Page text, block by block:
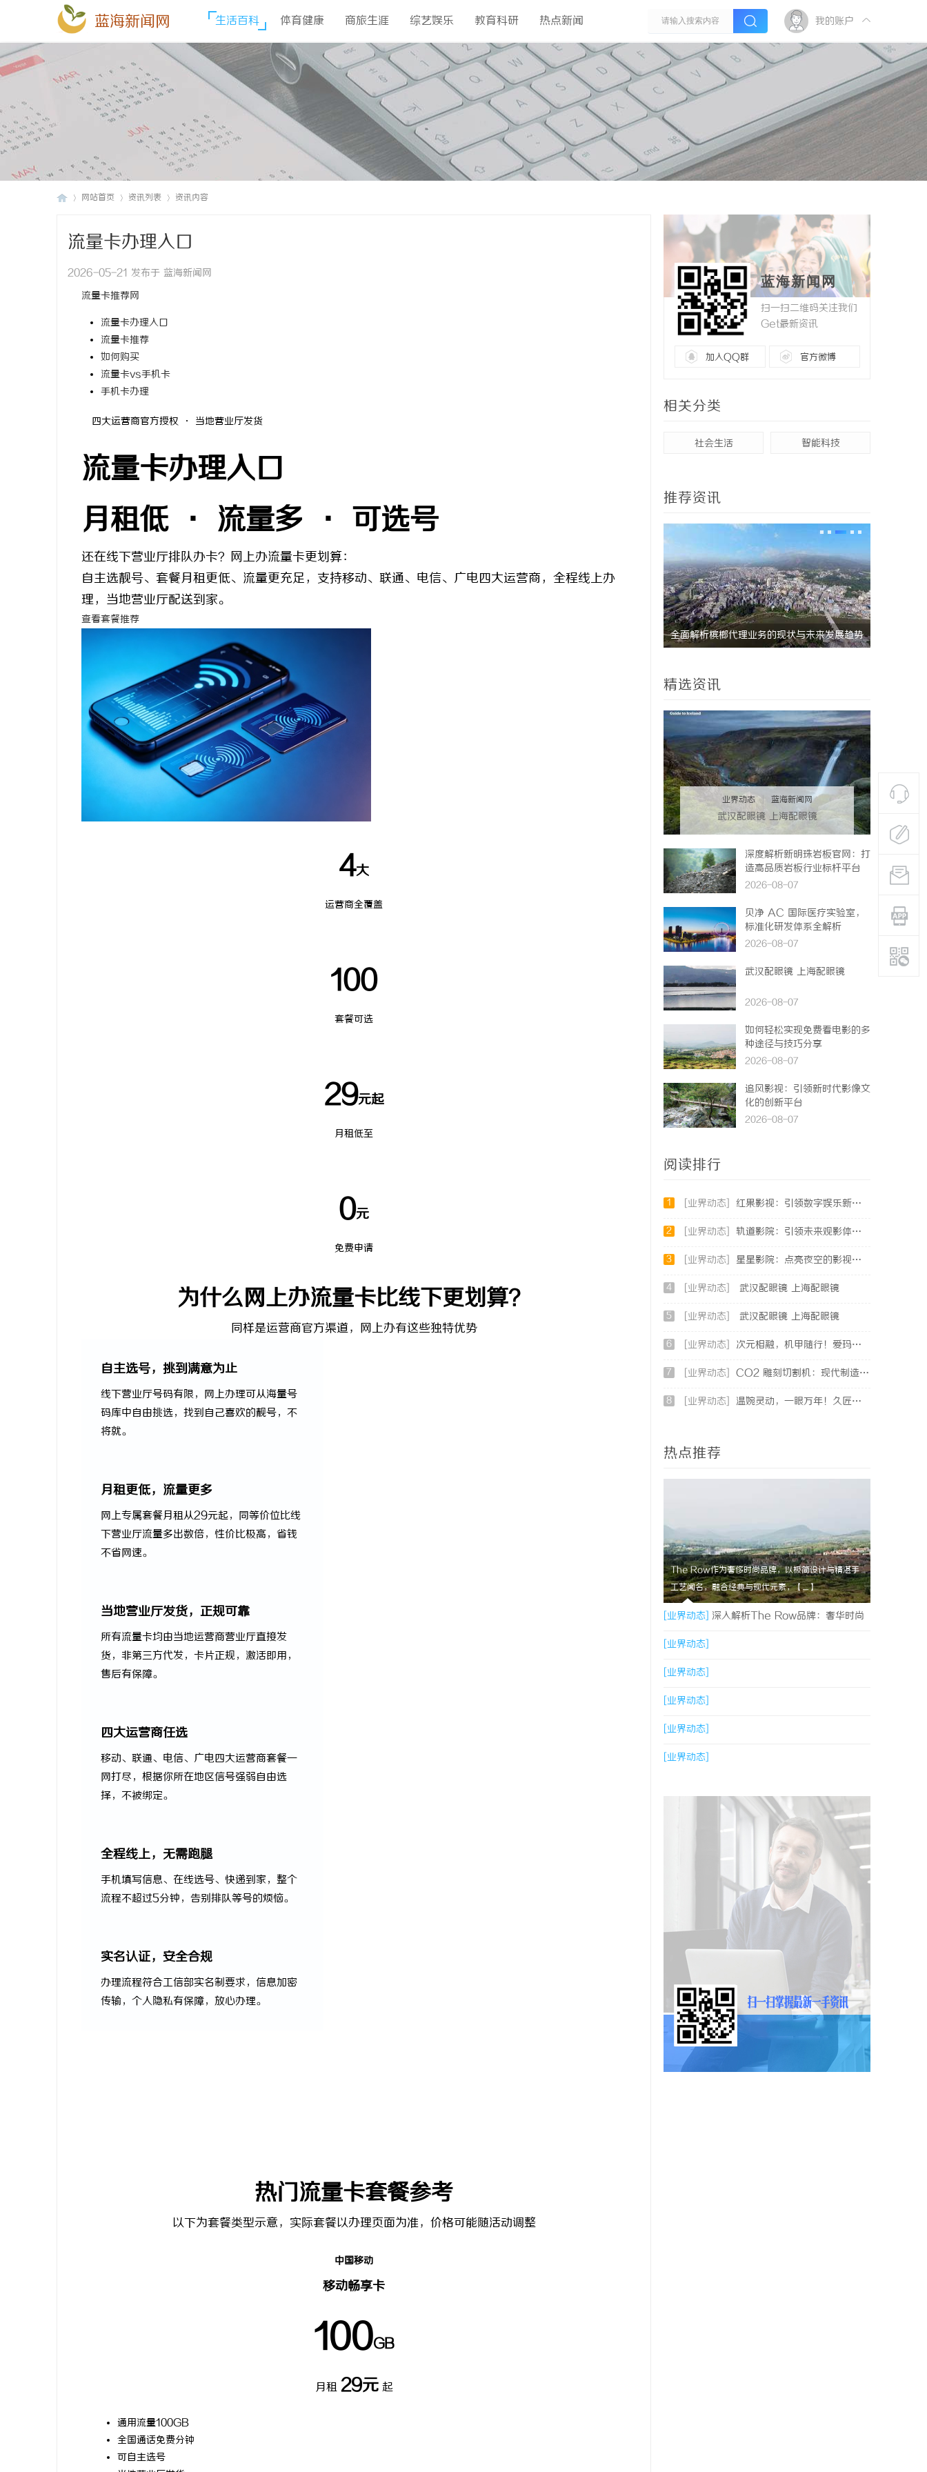
蓝海新闻网 生活百科 体育健康 商旅生涯 综艺娱乐 教育科研 热点新闻 我的账户
网站首页 资讯列表 资讯内容
流量卡办理入口
2026-05-21 发布于 蓝海新闻网
流量卡推荐网
流量卡办理入口
流量卡推荐
如何购买
流量卡vs手机卡
手机卡办理
四大运营商官方授权 · 当地营业厅发货
流量卡办理入口
月租低 · 流量多 · 可选号
还在线下营业厅排队办卡？网上办流量卡更划算：
自主选靓号、套餐月租更低、流量更充足，支持移动、联通、电信、广电四大运营商，全程线上办
理，当地营业厅配送到家。
查看套餐推荐
4大
运营商全覆盖
100
套餐可选
29元起
月租低至
0元
免费申请
为什么网上办流量卡比线下更划算？
同样是运营商官方渠道，网上办有这些独特优势
自主选号，挑到满意为止
线下营业厅号码有限，网上办理可从海量号
码库中自由挑选，找到自己喜欢的靓号，不
将就。
月租更低，流量更多
网上专属套餐月租从29元起，同等价位比线
下营业厅流量多出数倍，性价比极高，省钱
不省网速。
当地营业厅发货，正规可靠
所有流量卡均由当地运营商营业厅直接发
货，非第三方代发，卡片正规，激活即用，
售后有保障。
四大运营商任选
移动、联通、电信、广电四大运营商套餐一
网打尽，根据你所在地区信号强弱自由选
择，不被绑定。
全程线上，无需跑腿
手机填写信息、在线选号、快递到家，整个
流程不超过5分钟，告别排队等号的烦恼。
实名认证，安全合规
办理流程符合工信部实名制要求，信息加密
传输，个人隐私有保障，放心办理。
热门流量卡套餐参考
以下为套餐类型示意，实际套餐以办理页面为准，价格可能随活动调整
中国移动
移动畅享卡
100GB
月租 29元起
通用流量100GB
全国通话免费分钟
可自主选号
蓝海新闻网
扫一扫二维码关注我们
Get最新资讯
加入QQ群 官方微博
相关分类
社会生活 智能科技
推荐资讯
哪些行业秘诀？
武汉配眼镜 上海配眼镜
精选资讯
业界动态 蓝海新闻网
武汉配眼镜 上海配眼镜
深度解析新明珠岩板官网：打
造高品质岩板行业标杆平台
2026-08-07
贝净 AC 国际医疗实验室，
标准化研发体系全解析
2026-08-07
武汉配眼镜 上海配眼镜
2026-08-07
如何轻松实现免费看电影的多
种途径与技巧分享
2026-08-07
追风影视：引领新时代影像文
化的创新平台
2026-08-07
阅读排行
1 [业界动态] 红果影视：引领数字娱乐新时代的创新力量
2 [业界动态] 轨道影院：引领未来观影体验的创新平台
3 [业界动态] 星星影院：点亮夜空的影视盛宴，打造极致观影体验
4 [业界动态] 武汉配眼镜 上海配眼镜
5 [业界动态] 武汉配眼镜 上海配眼镜
6 [业界动态] 次元相融，机甲随行！爱玛黑翼S360电竞版焕新登场
7 [业界动态] CO2 雕刻切割机：现代制造业的变革者
8 [业界动态] 温婉灵动，一眼万年！久匠量身定制的眉眼唇，才是你整张脸的点睛之笔！淡颜系女生的气质加分项
热点推荐
The Row作为奢侈时尚品牌，以极简设计与精湛手
工艺闻名，融合经典与现代元素，【....】
[业界动态] 深入解析The Row品牌：奢华时尚
的典范与设计哲学
[业界动态]
[业界动态]
[业界动态]
[业界动态]
[业界动态]